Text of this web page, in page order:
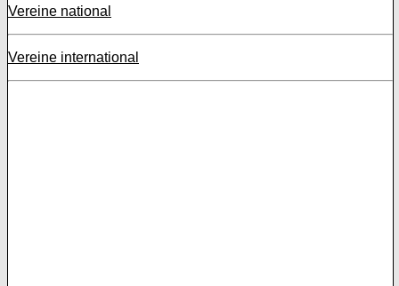
Vereine national
Vereine international